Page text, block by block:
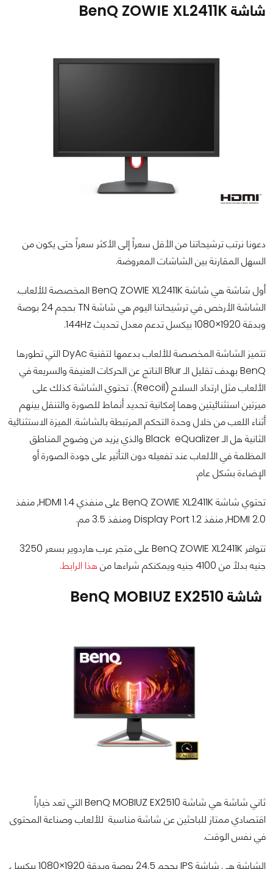
شاشة BenQ ZOWIE XL2411K
دعونا نرتب ترشيحاتنا من الأقل سعراً إلى الأكثر سعراً حتى يكون من
السهل المقارنة بين الشاشات المعروضة.
أول شاشة هي شاشة BenQ ZOWIE XL2411K المخصصة للألعاب.
الشاشة الأرخص في ترشيحاتنا اليوم هي شاشة TN بحجم 24 بوصة
وبدقة 1920×1080 بيكسل تدعم معدل تحديث 144Hz.
تتميز الشاشة المخصصة للألعاب بدعمها لتقنية DyAc التي تطورها
BenQ بهدف تقليل الـ Blur الناتج عن الحركات العنيفة والسريعة في
الألعاب مثل ارتداد السلاح (Recoil). تحتوي الشاشة كذلك على
ميزتين استثنائيتين وهما إمكانية تحديد أنماط للصورة والتنقل بينهم
أثناء اللعب من خلال وحدة التحكم المرتبطة بالشاشة. الميزة الاستثنائية
الثانية هل الـ Black eQualizer والذي يزيد من وضوح المناطق
المظلمة في الألعاب عند تفعيله دون التأثير على جودة الصورة أو
الإضاءة بشكل عام.
تحتوي شاشة BenQ ZOWIE XL2411K على منفذي HDMI 1.4, منفذ
HDMI 2.0, منفذ Display Port 1.2 ومنفذ 3.5 مم.
تتوافر BenQ ZOWIE XL2411K على متجر عرب هاردوير بسعر 3250
جنيه بدلاً من 4100 جنيه ويمكنكم شراءها من
هذا الرابط.
شاشة BenQ MOBIUZ EX2510
ثاني شاشة هي شاشة BenQ MOBIUZ EX2510 التي تعد خياراً
اقتصادي ممتاز للباحثين عن شاشة مناسبة للألعاب وصناعة المحتوى
في نفس الوقت.
الشاشة هي شاشة IPS بحجم 24.5 بوصة وبدقة 1920×1080 بيكسل.